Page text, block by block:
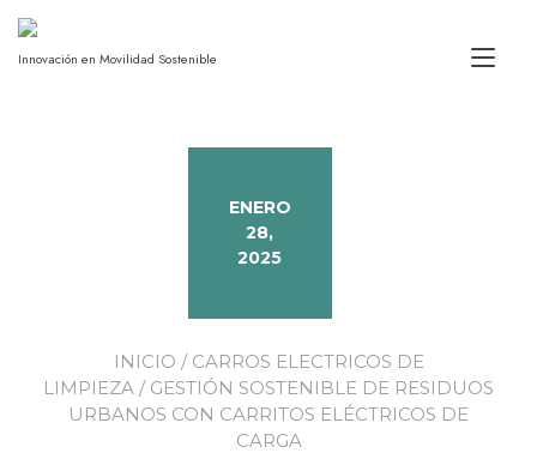
Innovación en Movilidad Sostenible
ENERO
28,
2025
INICIO / CARROS ELECTRICOS DE
LIMPIEZA / GESTIÓN SOSTENIBLE DE RESIDUOS
URBANOS CON CARRITOS ELÉCTRICOS DE
CARGA